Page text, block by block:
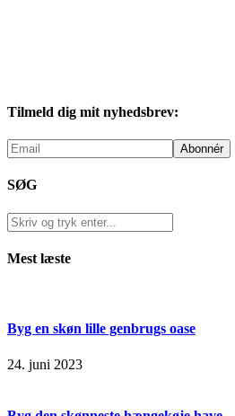
Tilmeld dig mit nyhedsbrev:
SØG
Mest læste
Byg en skøn lille genbrugs oase
24. juni 2023